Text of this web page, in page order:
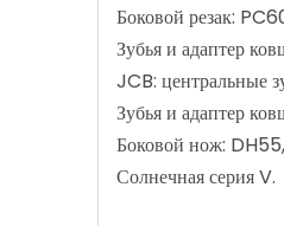
Боковой резак:
Зубья и адаптер
JCB: центральные
Зубья и адаптер
Боковой нож:
Солнечная серия V.